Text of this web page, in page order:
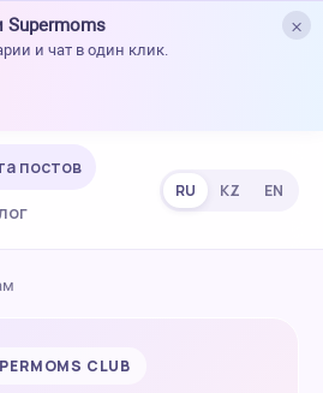
×
и чат в один клик.
постов
RU KZ EN
CLUB